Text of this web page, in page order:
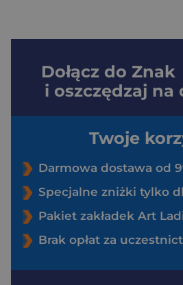
Dołącz do Znak
i oszczędzaj na
Twoje
Darmowa dostawa od
Specjalne zniżki tylko
Pakiet zakładek Art
Brak opłat za